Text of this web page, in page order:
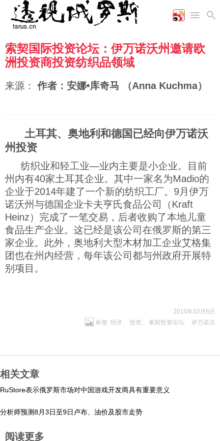
首页
国际
军事
空军
海军
陆军
评论
经济
财经
商业
工业
科技
社会
文艺
教育
美食
旅游
图片新闻
高清图片
漫画
索契国际投资论坛：伊万诺沃州邀请欧
洲投资商投资纺织品领域
来源： 作者：安娜•库奇马 （Anna Kuchma）
土耳其、奥地利和德国已经向伊万诺沃
州投资
纺织业和轻工业—业内主要是小企业。目前
州内有40家土耳其企业。其中一家名为Madio的
企业于2014年建了一个新的纺织工厂。9月伊万
诺沃州与德国企业卡夫亨氏食品公司（Kraft
Heinz）完成了一笔交易，后者收购了本地儿童
食品生产企业。这已经是该公司在俄罗斯的第三
家企业。此外，奥地利大型木材加工企业艾格集
团也在州内经营，每年该公司都与州政府开展特
别项目。
2015年10月6日
标签: 经济 、 投资 、 索契投资论坛、 伊万诺沃
相关文章
RuStore表示俄罗斯市场对中国游戏开发商具有重要意义
分析师预测8月3日至9日卢布、油价及股市走势
阅读更多